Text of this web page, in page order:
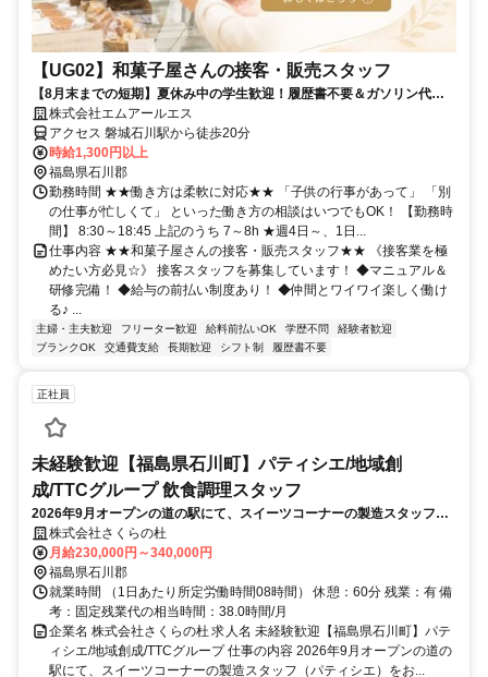
【UG02】和菓子屋さんの接客・販売スタッフ
【8月末までの短期】夏休み中の学生歓迎！履歴書不要＆ガソリン代支
給の和菓子屋さんで接客スタッフ募集♪
株式会社エムアールエス
アクセス 磐城石川駅から徒歩20分
時給1,300円以上
福島県石川郡
勤務時間 ★★働き方は柔軟に対応★★ 「子供の行事があって」 「別
の仕事が忙しくて」 といった働き方の相談はいつでもOK！ 【勤務時
間】 8:30～18:45 上記のうち 7～8h ★週4日～、1日...
仕事内容 ★★和菓子屋さんの接客・販売スタッフ★★ 《接客業を極
めたい方必見☆》 接客スタッフを募集しています！ ◆マニュアル＆
研修完備！ ◆給与の前払い制度あり！ ◆仲間とワイワイ楽しく働け
る♪ ...
主婦・主夫歓迎 フリーター歓迎 給料前払いOK 学歴不問
経験者歓迎
ブランクOK
交通費支給 長期歓迎 シフト制 履歴書不要
正社員
未経験歓迎【福島県石川町】パティシエ/地域創
成/TTCグループ 飲食調理スタッフ
2026年9月オープンの道の駅にて、スイーツコーナーの製造スタッフ
（パティシエ）をお任せします。地域を盛り上げる創造的なポジション
です。【業務内容の変更範囲】当社の指定する業務
株式会社さくらの杜
月給230,000円～340,000円
福島県石川郡
就業時間 （1日あたり所定労働時間08時間） 休憩：60分 残業：有 備
考：固定残業代の相当時間：38.0時間/月
企業名 株式会社さくらの杜 求人名 未経験歓迎【福島県石川町】パテ
ィシエ/地域創成/TTCグループ 仕事の内容 2026年9月オープンの道の
駅にて、スイーツコーナーの製造スタッフ（パティシエ）をお...